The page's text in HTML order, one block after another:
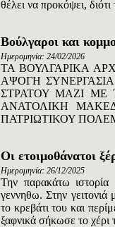
θέλει να προκόψει,
Βούλγαροι και
Ημερομηνία: 24/02/2026
ΤΑ ΒΟΥΛΓΑΡΙΚΑ
ΑΨΟΓΗ
ΣΤΡΑΤΟΥ ΜΑΖΙ
ΑΝΑΤΟΛΙΚΗ
ΠΑΤΡΙΩΤΙΚΟΥ
Οι ετοιμοθάνατοι
Ημερομηνία: 26/12/2025
Την παρακάτω
γεννηθω. Στην γειτονιά
το κρεβάτι του και
ξαφνικά σήκωσε το χέρι